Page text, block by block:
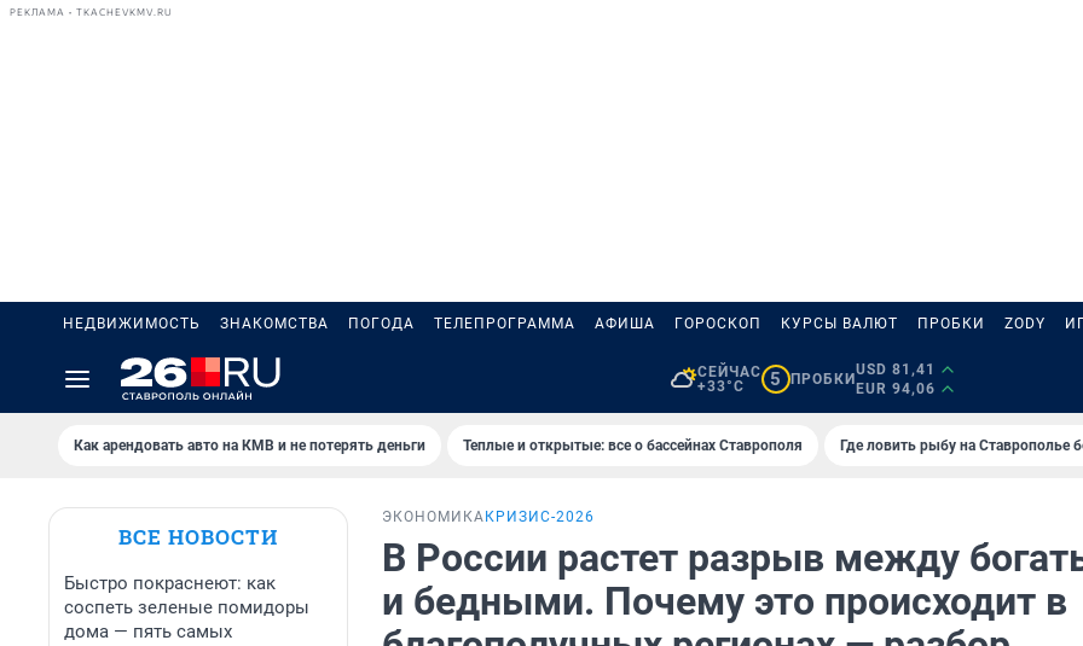
РЕКЛАМА • TKACHEVKMV.RU
НЕДВИЖИМОСТЬ ЗНАКОМСТВА ПОГОДА ТЕЛЕПРОГРАММА АФИША ГОРОСКОП КУРСЫ ВАЛЮТ ПРОБКИ ZODY
СЕЙЧАС
+33°C
5 ПРОБКИ
USD 81,41
EUR 94,06
Как арендовать авто на КМВ и не потерять деньги Теплые и открытые: все о бассейнах Ставрополя Где ловить рыбу на Ставрополье
ВСЕ НОВОСТИ
Быстро покраснеют: как
соспеть зеленые помидоры
дома — пять самых
ЭКОНОМИКА КРИЗИС-2026
В России растет разрыв между
и бедными. Почему это происходит в